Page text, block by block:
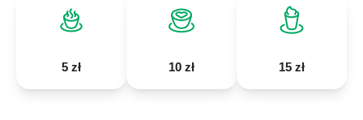
5 zł 10 zł 15 zł